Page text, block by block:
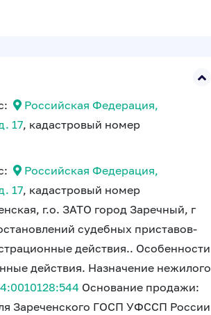
Российская Федерация,
17, кадастровый номер
Российская Федерация,
17, кадастровый номер
г.о. ЗАТО город Заречный, г
судебных приставов-
действия.. Особенности
действия. Назначение нежилого
Основание продажи:
Зареченского ГОСП УФССП России